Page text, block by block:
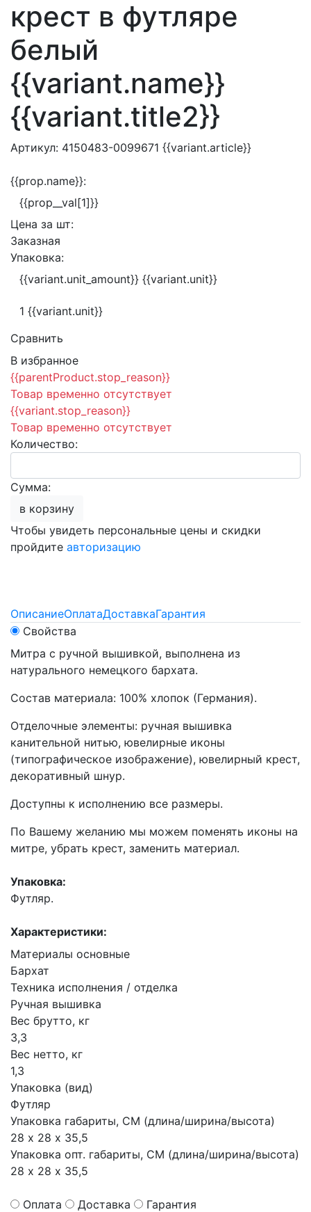
крест в футляре
белый
{{variant.name}}
{{variant.title2}}
Артикул: 4150483-0099671 {{variant.article}}
{{prop.name}}:
{{prop__val[1]}}
Цена за шт:
Заказная
Упаковка:
{{variant.unit_amount}} {{variant.unit}}
1 {{variant.unit}}
Сравнить
В избранное
{{parentProduct.stop_reason}}
Товар временно отсутствует
{{variant.stop_reason}}
Товар временно отсутствует
Количество:
Сумма:
в корзину
Чтобы увидеть персональные цены и скидки
пройдите авторизацию
ОписаниеОплатаДоставкаГарантия
Свойства
Митра с ручной вышивкой, выполнена из
натурального немецкого бархата.
Состав материала: 100% хлопок (Германия).
Отделочные элементы: ручная вышивка
канительной нитью, ювелирные иконы
(типографическое изображение), ювелирный крест,
декоративный шнур.
Доступны к исполнению все размеры.
По Вашему желанию мы можем поменять иконы на
митре, убрать крест, заменить материал.
Упаковка:
Футляр.
Характеристики:
Материалы основные
Бархат
Техника исполнения / отделка
Ручная вышивка
Вес брутто, кг
3,3
Вес нетто, кг
1,3
Упаковка (вид)
Футляр
Упаковка габариты, СМ (длина/ширина/высота)
28 х 28 х 35,5
Упаковка опт. габариты, СМ (длина/ширина/высота)
28 х 28 х 35,5
Оплата Доставка Гарантия